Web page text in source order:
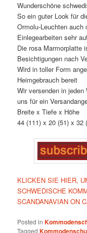
Wunderschöne
So ein guter Look für
Ormolu-Leuchten auch
Einlegearbeiten sehr
Die rosa Marmorplatte
Besichtigungen nach
Wird in toller Form
Heimgebrauch bereit
Wir versenden in
uns für ein
Breite x Tiefe x Höhe
44 (111) x 20 (51) x 32
KLICKEN SIE HIER,
SCHWEDISCHE
SCANDANAVIAN ON
Posted in
Tagged